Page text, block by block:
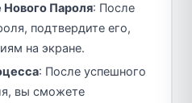
Пароля: После
подтвердите его,
на экране.
: После успешного
вы сможете